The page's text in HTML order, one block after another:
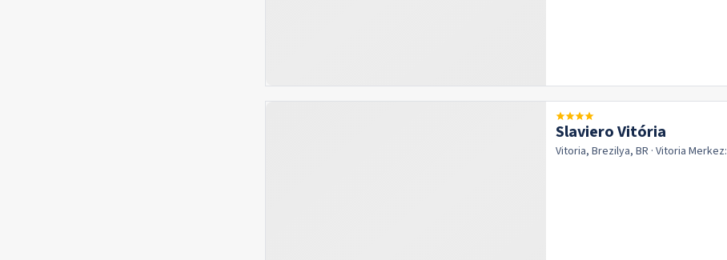
Slaviero Vitória
Vitoria, Brezilya, BR · Vitoria Merkez: